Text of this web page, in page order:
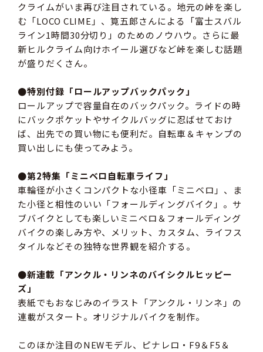
クライムがいま再び注目されている。地元の峠を楽し
む「LOCO CLIME」、筧五郎さんによる「富士スバル
ライン1時間30分切り」のためのノウハウ。さらに最
新ヒルクライム向けホイール選びなど峠を楽しむ話題
が盛りだくさん。
●特別付録「ロールアップバックパック」
ロールアップで容量自在のバックパック。ライドの時
にバックポケットやサイクルバッグに忍ばせておけ
ば、出先での買い物にも便利だ。自転車＆キャンプの
買い出しにも使ってみよう。
●第2特集「ミニベロ自転車ライフ」
車輪径が小さくコンパクトな小径車「ミニベロ」、ま
た小径と相性のいい「フォールディングバイク」。サ
ブバイクとしても楽しいミニベロ＆フォールディング
バイクの楽しみ方や、メリット、カスタム、ライフス
タイルなどその独特な世界観を紹介する。
●新連載「アンクル・リンネのバイシクルヒッピー
ズ」
表紙でもおなじみのイラスト「アンクル・リンネ」の
連載がスタート。オリジナルバイクを制作。
このほか注目のNEWモデル、ピナレロ・F9＆F5＆